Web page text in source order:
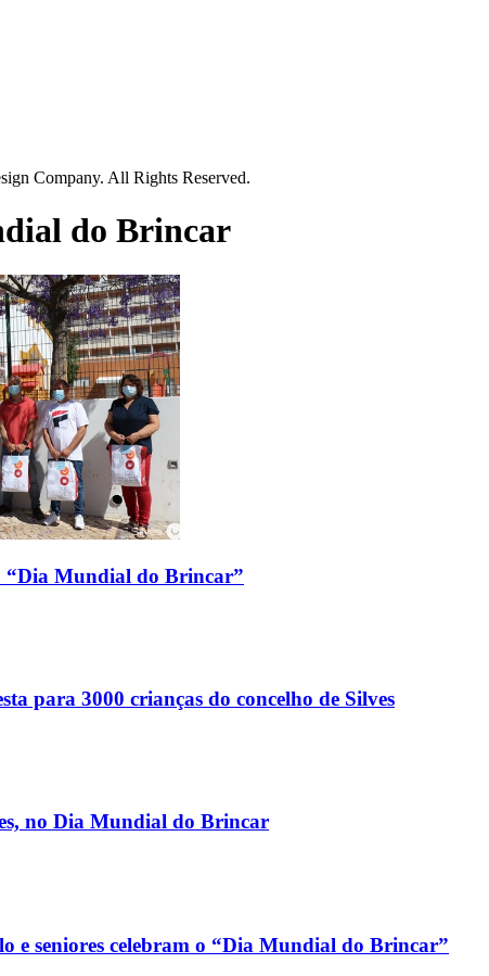
Company. All Rights Reserved.
do Brincar
“Dia Mundial do Brincar”
para 3000 crianças do concelho de Silves
no Dia Mundial do Brincar
e seniores celebram o “Dia Mundial do Brincar”